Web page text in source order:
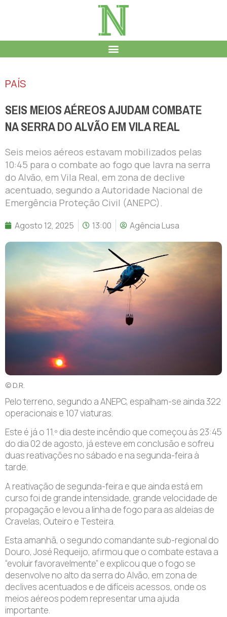
PAÍS
SEIS MEIOS AÉREOS AJUDAM COMBATE
NA SERRA DO ALVÃO EM VILA REAL
Seis meios aéreos estavam mobilizados pelas
10:45 para o combate ao fogo que lavra na serra
do Alvão, em Vila Real, em zona de declive
acentuado, segundo a Autoridade Nacional de
Emergência Proteção Civil (ANEPC).
Agosto 12, 2025 13:00 Agência Lusa
© D.R.
Pelo terreno, segundo a ANEPC, espalham-se ainda 322
operacionais e 107 viaturas.
Este é já o 11.º dia deste incêndio que começou às 23:45
do dia 02 de agosto, já esteve em conclusão e sofreu
duas reativações no sábado e na segunda-feira à
tarde.
A reativação de segunda-feira e que ainda está em
curso foi de grande intensidade, grande velocidade de
propagação e levou a linha de fogo para as aldeias de
Cravelas, Outeiro e Testeira.
Esta amanhã, o segundo comandante sub-regional do
Douro, José Requeijo, afirmou que o combate estava a
“evoluir favoravelmente” e explicou que o fogo se
desenvolve no alto da serra do Alvão, em zona de
declives acentuados e de difíceis acessos, onde os
meios aéreos podem representar uma ajuda
importante.